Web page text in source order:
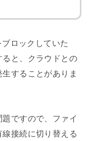
ロックしていた
ると、クラウドとの
することがありま
ですので、ファイ
接続に切り替える